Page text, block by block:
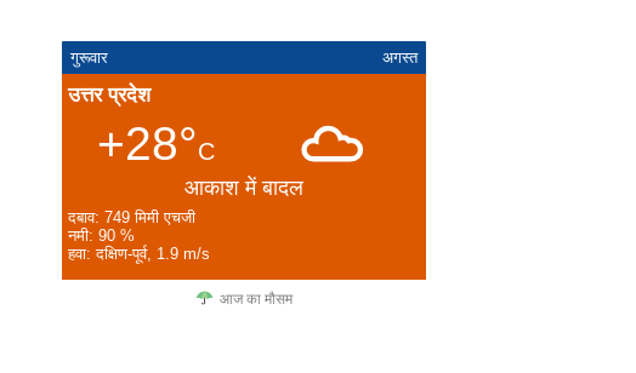
गुरूवार अगस्त
उत्तर प्रदेश
+28°C
आकाश में बादल
दबाव: 749 मिमी एचजी
नमी: 90 %
हवा: दक्षिण-पूर्व, 1.9 m/s
आज का मौसम